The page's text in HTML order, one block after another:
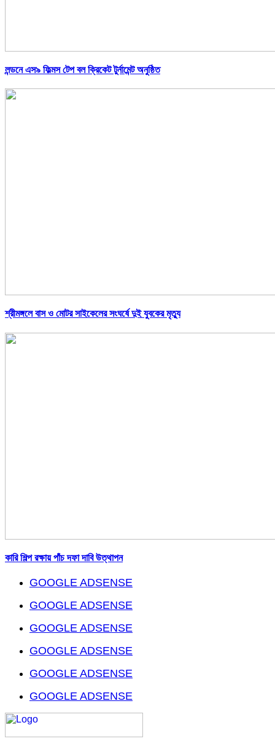
লন্ডনে এস৯ ফিল্মস টেপ বল ক্রিকেট টুর্নামেন্ট অনুষ্ঠিত
শ্রীমঙ্গলে বাস ও মোটর সাইকেলের সংঘর্ষে দুই যুবকের মৃত্যু
কারি শিল্প রক্ষায় পাঁচ দফা দাবি উত্থাপন
GOOGLE ADSENSE
GOOGLE ADSENSE
GOOGLE ADSENSE
GOOGLE ADSENSE
GOOGLE ADSENSE
GOOGLE ADSENSE